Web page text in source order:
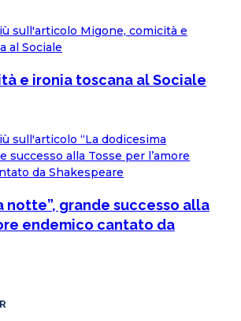
e ironia toscana al Sociale
notte”, grande successo alla
endemico cantato da